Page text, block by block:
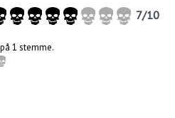
7/10
1 stemme.